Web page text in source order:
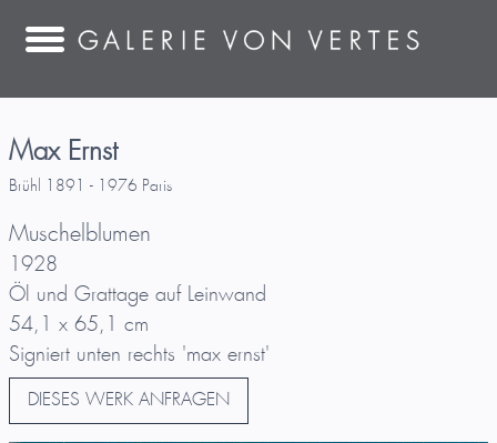
Max Ernst
Brühl 1891 - 1976 Paris
Muschelblumen
1928
Öl und Grattage auf Leinwand
54,1 x 65,1 cm
Signiert unten rechts 'max ernst'
DIESES WERK ANFRAGEN